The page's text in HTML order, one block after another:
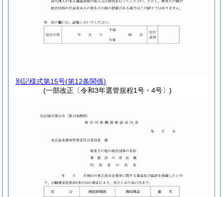
別記様式第15号(第12条関係)
(一部改正〔令和3年選管規程1号・4号〕)